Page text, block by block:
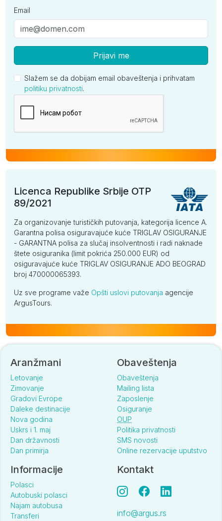
Email
Prijavi me
Slažem se da dobijam email obaveštenja i prihvatam
politiku privatnosti.
Licenca Republike Srbije OTP
89/2021
Za organizovanje turističkih putovanja, kategorija licence A.
Garantna polisa osiguravajuće kuće TRIGLAV OSIGURANJE
- GARANTNA polisa za slučaj insolventnosti i radi naknade
štete osiguranika (limit pokrića 250.000 EUR) od
osiguravajuće kuće TRIGLAV OSIGURANJE ADO BEOGRAD
broj 470000065393.
Uz sve programe važe Opšti uslovi putovanja agencije
ArgusTours.
Aranžmani
Letovanje
Zimovanje
Gradovi Evrope
Daleke destinacije
Nova godina
Uskrs i 1. maj
Dan državnosti
Dan primirja
Obaveštenja
Obaveštenja
Mailing lista
Zaposlenje
Osiguranje
OUP
Politika privatnosti
SMS novosti
Online rezervacije uputstvo
Informacije
Polasci
Autobuski polasci
Najam autobusa
Transferi
Kontakt
info@argus.rs